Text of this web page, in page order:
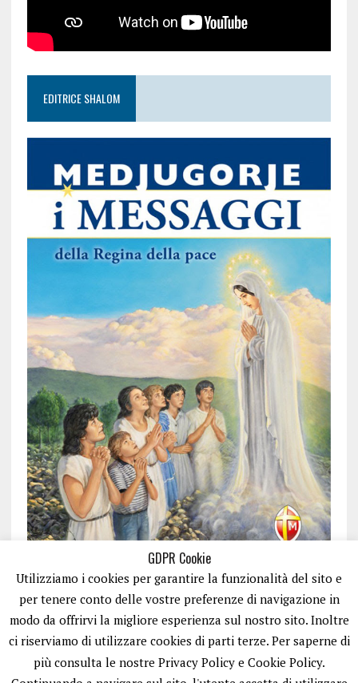
EDITRICE SHALOM
ISCRIVITI
GDPR Cookie
Utilizziamo i cookies per garantire la funzionalità del sito e
per tenere conto delle vostre preferenze di navigazione in
modo da offrirvi la migliore esperienza sul nostro sito. Inoltre
ci riserviamo di utilizzare cookies di parti terze. Per saperne di
più consulta le nostre Privacy Policy e Cookie Policy.